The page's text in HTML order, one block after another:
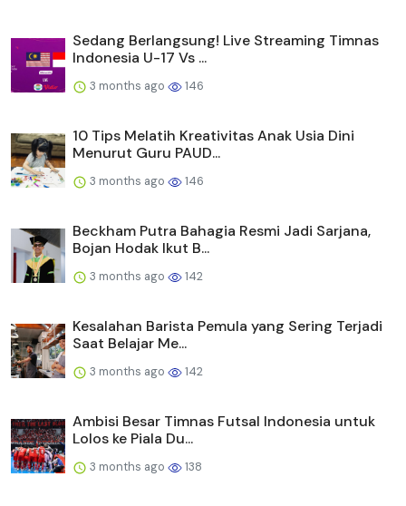
Sedang Berlangsung! Live Streaming Timnas
Indonesia U-17 Vs ...
3 months ago 146
10 Tips Melatih Kreativitas Anak Usia Dini
Menurut Guru PAUD...
3 months ago 146
Beckham Putra Bahagia Resmi Jadi Sarjana,
Bojan Hodak Ikut B...
3 months ago 142
Kesalahan Barista Pemula yang Sering Terjadi
Saat Belajar Me...
3 months ago 142
Ambisi Besar Timnas Futsal Indonesia untuk
Lolos ke Piala Du...
3 months ago 138